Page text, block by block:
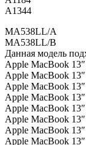
A1344
MA538LL/A
MA538LL/B
Данная модель
Apple MacBook
Apple MacBook
Apple MacBook
Apple MacBook
Apple MacBook
Apple MacBook
Apple MacBook
Apple MacBook